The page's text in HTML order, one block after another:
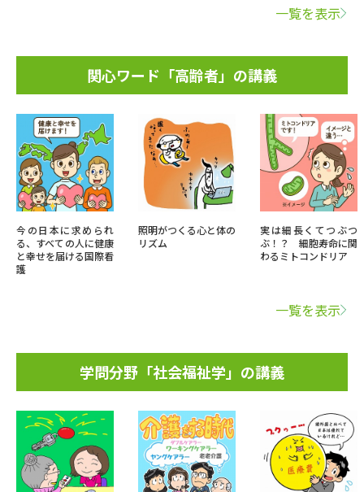
一覧を表示
関心ワード「高齢者」の講義
今の日本に求められ
る、すべての人に健康
と幸せを届ける国際看
護
照明がつくる心と体の
リズム
実は細長くてつぶつ
ぶ！？ 細胞寿命に関
わるミトコンドリア
一覧を表示
学問分野「社会福祉学」の講義